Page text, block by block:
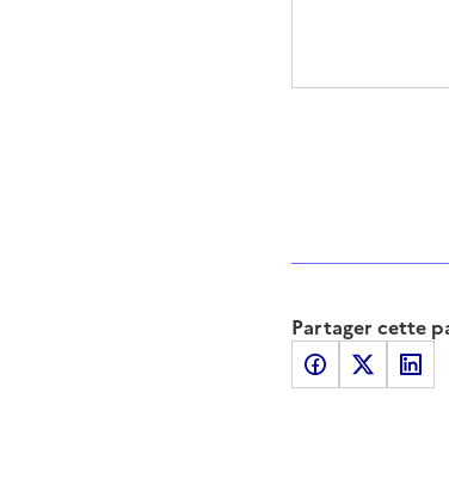
Partager cette
Partager sur Facebook
Partager sur X